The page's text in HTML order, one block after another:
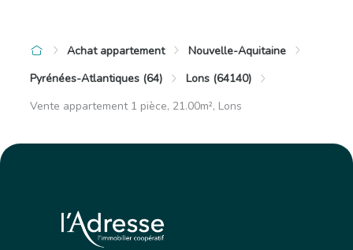
Achat appartement
Nouvelle-Aquitaine
Pyrénées-Atlantiques (64)
Lons (64140)
Vente appartement 1 pièce, 21.00m², Lons